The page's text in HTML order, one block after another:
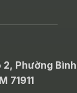
2, Phường
71911